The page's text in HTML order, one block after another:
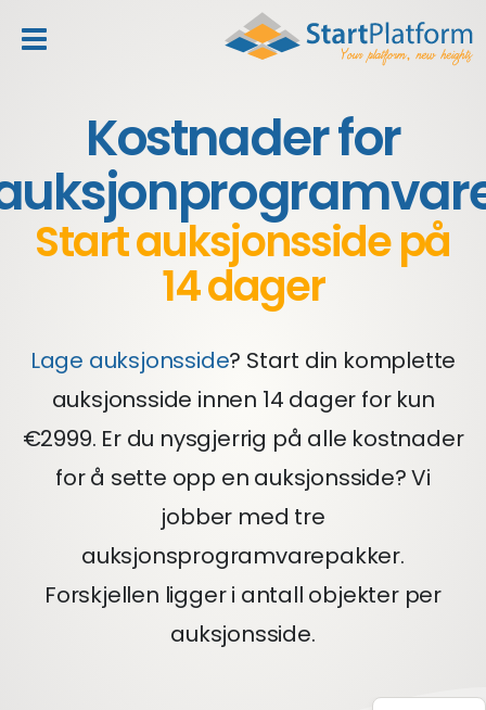
Kostnader for
Start auksjonsside på
14 dager
Lage auksjonsside? Start din komplette
auksjonsside innen 14 dager for kun
€2999. Er du nysgjerrig på alle kostnader
for å sette opp en auksjonsside? Vi
jobber med tre
auksjonsprogramvarepakker.
Forskjellen ligger i antall objekter per
auksjonsside.
header_toggle_navigation